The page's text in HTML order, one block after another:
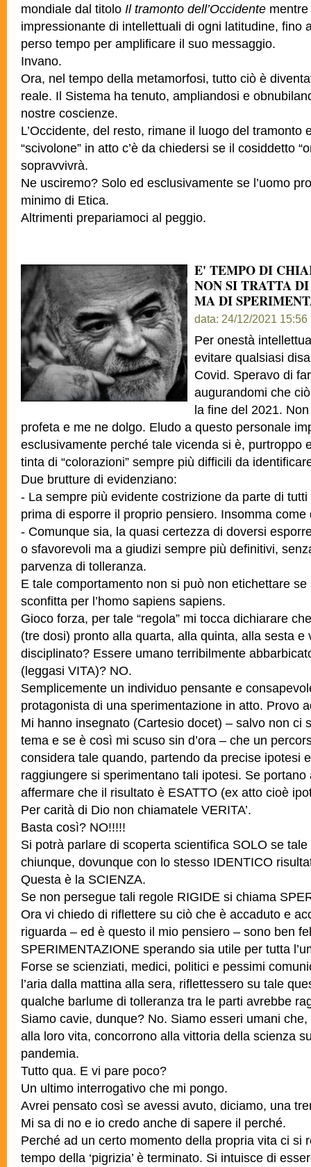
mondiale dal titolo Il tramonto dell’Occidente
impressionante di intellettuali di ogni latitudine, fino
perso tempo per amplificare il suo messaggio.
Invano.
Ora, nel tempo della metamorfosi, tutto ciò è
reale. Il Sistema ha tenuto, ampliandosi e
nostre coscienze.
L’Occidente, del resto, rimane il luogo del tramonto
“scivolone” in atto c’è da chiedersi se il cosiddetto
sopravvivrà.
Ne usciremo? Solo ed esclusivamente se l’uomo
minimo di Etica.
Altrimenti prepariamoci al peggio.
E' TEMPO DI
NON SI TRATTA
MA DI
data: 24/12/2021 15:56
Per onestà
evitare qualsiasi
Covid. Speravo di
augurandomi che
la fine del 2021.
profeta e me ne dolgo. Eludo a questo personale
esclusivamente perché tale vicenda si è, purtroppo
tinta di “colorazioni” sempre più difficili da
Due brutture di evidenziano:
- La sempre più evidente costrizione da parte di
prima di esporre il proprio pensiero. Insomma come
- Comunque sia, la quasi certezza di doversi
o sfavorevoli ma a giudizi sempre più definitivi,
parvenza di tolleranza.
E tale comportamento non si può non etichettare
sconfitta per l’homo sapiens sapiens.
Gioco forza, per tale “regola” mi tocca dichiarare
(tre dosi) pronto alla quarta, alla quinta, alla sesta e
disciplinato? Essere umano terribilmente
(leggasi VITA)? NO.
Semplicemente un individuo pensante e
protagonista di una sperimentazione in atto. Provo
Mi hanno insegnato (Cartesio docet) – salvo non ci
tema e se è così mi scuso sin d’ora – che un
considera tale quando, partendo da precise ipotesi
raggiungere si sperimentano tali ipotesi. Se
affermare che il risultato è ESATTO (ex atto cioè
Per carità di Dio non chiamatele VERITA’.
Basta così? NO!!!!!
Si potrà parlare di scoperta scientifica SOLO se
chiunque, dovunque con lo stesso IDENTICO
Questa è la SCIENZA.
Se non persegue tali regole RIGIDE si chiama
Ora vi chiedo di riflettere su ciò che è accaduto e
riguarda – ed è questo il mio pensiero – sono ben
SPERIMENTAZIONE sperando sia utile per tutta
Forse se scienziati, medici, politici e pessimi
l’aria dalla mattina alla sera, riflettessero su tale
qualche barlume di tolleranza tra le parti avrebbe
Siamo cavie, dunque? No. Siamo esseri umani
alla loro vita, concorrono alla vittoria della scienza
pandemia.
Tutto qua. E vi pare poco?
Un ultimo interrogativo che mi pongo.
Avrei pensato così se avessi avuto, diciamo, una
Mi sa di no e io credo anche di sapere il perché.
Perché ad un certo momento della propria vita ci si
tempo della ‘pigrizia’ è terminato. Si intuisce di